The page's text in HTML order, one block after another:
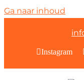
Ga naar inhoud
Instagram